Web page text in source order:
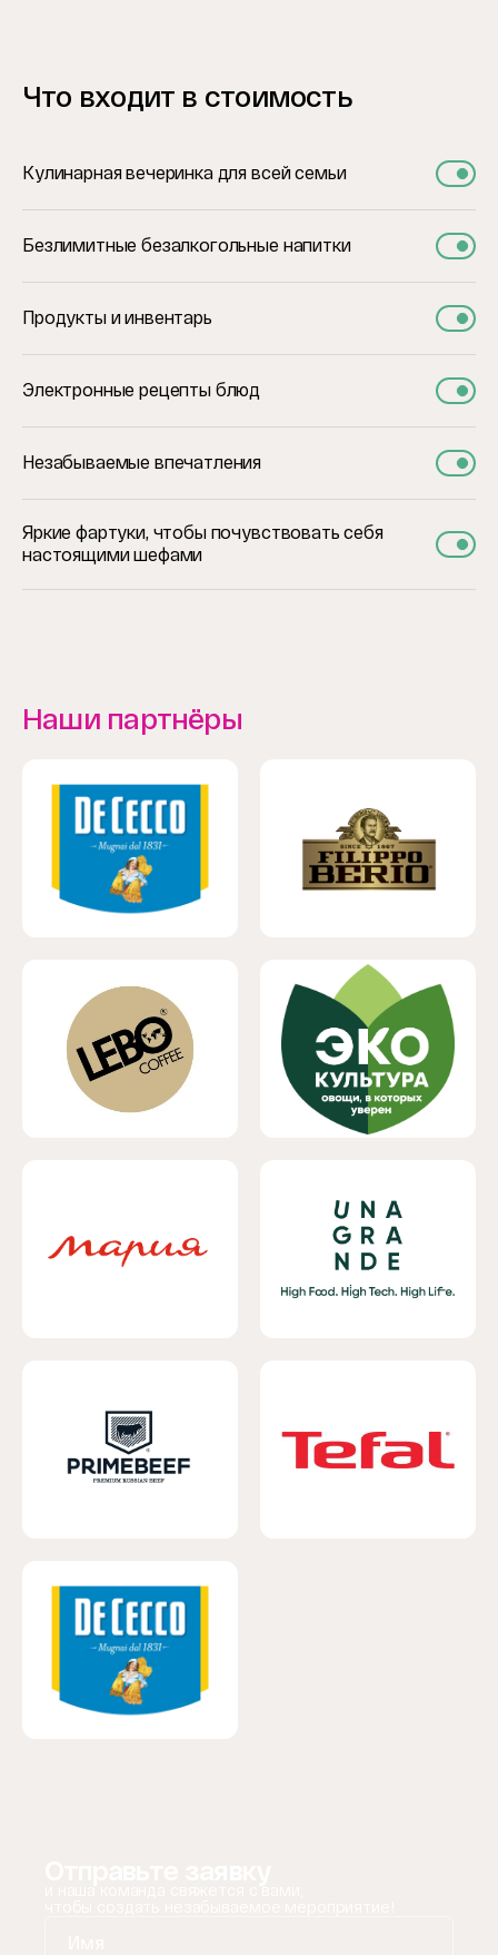
Что входит в стоимость
Кулинарная вечеринка для всей семьи
Безлимитные безалкогольные напитки
Продукты и инвентарь
Электронные рецепты блюд
Незабываемые впечатления
Яркие фартуки, чтобы почувствовать себя
настоящими шефами
Наши партнёры